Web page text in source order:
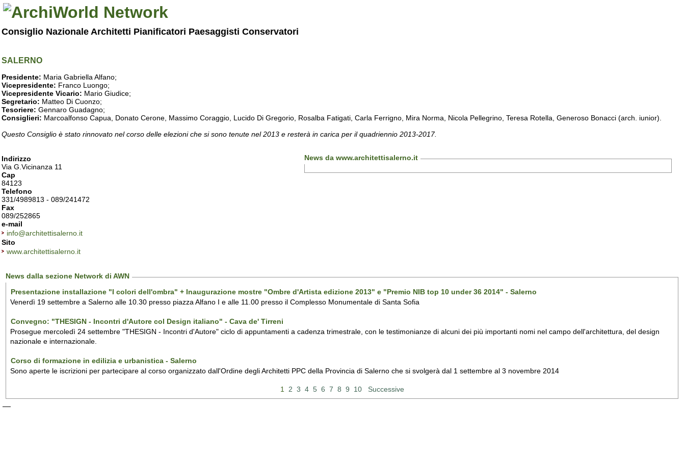
Consiglio Nazionale Architetti Pianificatori Paesaggisti Conservatori
SALERNO
Presidente: Maria Gabriella Alfano;
Vicepresidente: Franco Luongo;
Vicepresidente Vicario: Mario Giudice;
Segretario: Matteo Di Cuonzo;
Tesoriere: Gennaro Guadagno;
Consiglieri: Marcoalfonso Capua, Donato Cerone, Massimo Coraggio, Lucido Di Gregorio, Rosalba Fatigati, Carla Ferrigno, Mira Norma, Nicola Pellegrino, Teresa Rotella, Generoso Bonacci (arch. iunior).
Questo Consiglio è stato rinnovato nel corso delle elezioni che si sono tenute nel 2013 e resterà in carica per il quadriennio 2013-2017.
Indirizzo
Via G.Vicinanza 11
Cap
84123
Telefono
331/4989813 - 089/241472
Fax
089/252865
e-mail
info@architettisalerno.it
Sito
www.architettisalerno.it
News da www.architettisalerno.it
News dalla sezione Network di AWN
Presentazione installazione "I colori dell'ombra" + Inaugurazione mostre "Ombre d'Artista edizione 2013" e "Premio NIB top 10 under 36 2014" - Salerno
Venerdì 19 settembre a Salerno alle 10.30 presso piazza Alfano I e alle 11.00 presso il Complesso Monumentale di Santa Sofia
Convegno: "THESIGN - Incontri d'Autore col Design italiano" - Cava de' Tirreni
Prosegue mercoledì 24 settembre "THESIGN - Incontri d'Autore" ciclo di appuntamenti a cadenza trimestrale, con le testimonianze di alcuni dei più importanti nomi nel campo dell'architettura, del design
nazionale e internazionale.
Corso di formazione in edilizia e urbanistica - Salerno
Sono aperte le iscrizioni per partecipare al corso organizzato dall'Ordine degli Architetti PPC della Provincia di Salerno che si svolgerà dal 1 settembre al 3 novembre 2014
1 2 3 4 5 6 7 8 9 10 Successive